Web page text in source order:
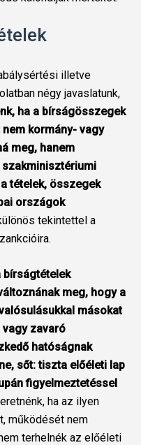
illetve
négy javaslatunk,
ha a bírságösszegek
kormány- vagy
meg, hanem
szakminisztériumi
tételek, összegek
országok
tekintettel a
bírságtételek
meg, hogy a
másokat
zavaró
hatóságnak
sőt: tiszta előéleti lap
figyelmeztetéssel
ha az ilyen
működését nem
terhelnék az előéleti